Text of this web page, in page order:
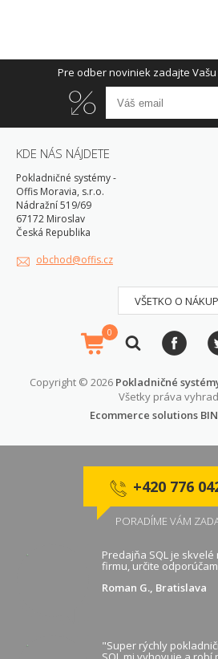
Pre odber noviniek zadajte
KDE NÁS NÁJDETE
Pokladničné systémy -
Offis Moravia, s.r.o.
Nádražní 519/69
67172 Miroslav
Česká Republika
obchod@offis.cz
VŠETKO O
0
Copyright © 2026 Pokladničné
Všetky práva
Ecommerce solutions
+420 776
PORADÍME VÁM
Predajňa SQL je
firmu, určite
Roman G., Bratislava
"Super rýchly